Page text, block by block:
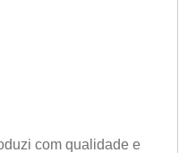
com qualidade e